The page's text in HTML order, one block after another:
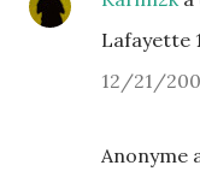
Lafayette
12/21/
Anonyme